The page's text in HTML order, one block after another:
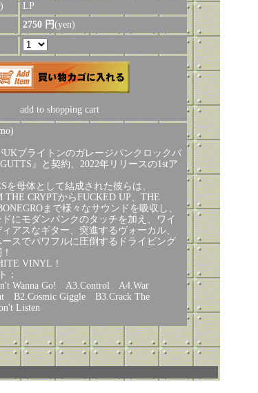
LP
2750 円(yen)
add to shopping cart
UKブライトンのガレージパンクロックバ
』と契約、2022年リリースの1stア
を母体として結成された彼らは、
THE CRYPTからFUCKED UP、THE
まで様々なサウンドを吸収し、
にモダンパンクのタッチを加え、ワイ
アスなギター、突進するヴォーカル、
ースでパワフルに圧倒するドライビング
VINYL！
：
Wanna Go! A3.Control A4.War
B2.Cosmic Giggle B3.Crack The
Listen